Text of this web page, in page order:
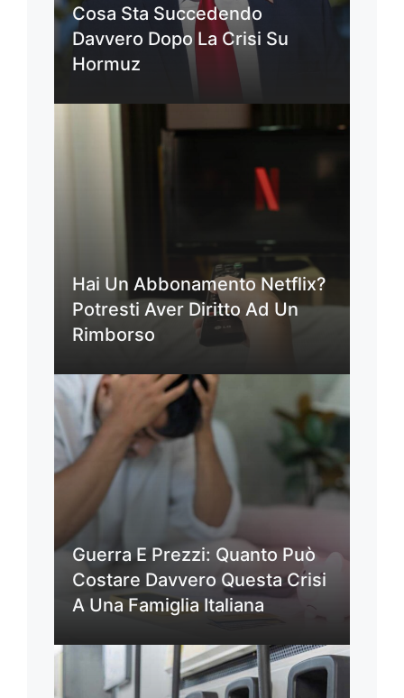
Cosa Sta Succedendo
Davvero Dopo La Crisi Su
Hormuz
Hai Un Abbonamento Netflix?
Potresti Aver Diritto Ad Un
Rimborso
Guerra E Prezzi: Quanto Può
Costare Davvero Questa Crisi
A Una Famiglia Italiana